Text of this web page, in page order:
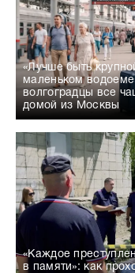
«Лучше быть
маленьком
волгоградцы все
домой из Москвы
«Каждое
в памяти»: как